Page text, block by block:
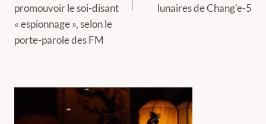
promouvoir le soi-disant
« espionnage », selon le
porte-parole des FM
lunaires de Chang'e-5